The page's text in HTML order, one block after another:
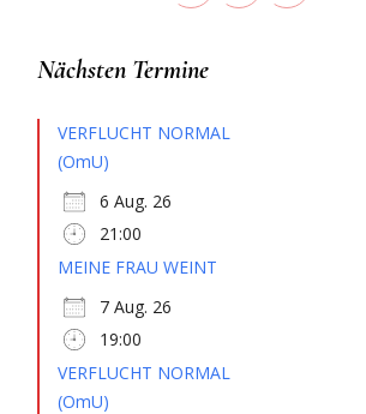
Nächsten Termine
VERFLUCHT NORMAL
(OmU)
6 Aug. 26
21:00
MEINE FRAU WEINT
7 Aug. 26
19:00
VERFLUCHT NORMAL
(OmU)